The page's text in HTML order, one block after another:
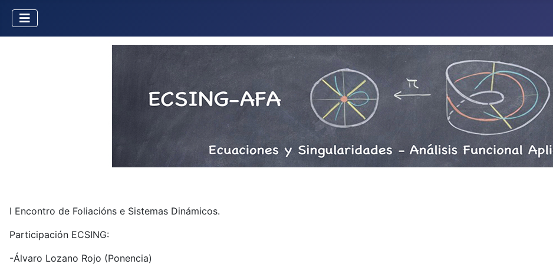
I Encontro de Foliacións e Sistemas Dinámicos.
Participación ECSING:
-Álvaro Lozano Rojo (Ponencia)